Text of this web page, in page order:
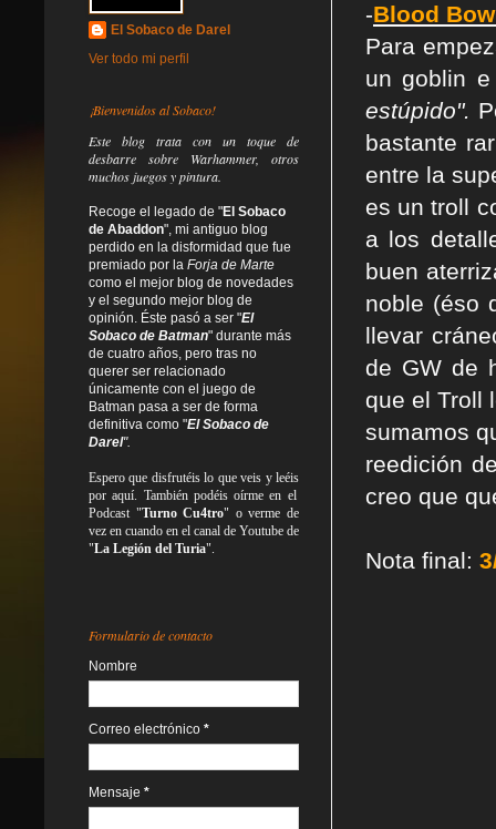
-Blood
Para
un goblin
estúpido".
bastante
entre la
es un troll
a los
buen
noble (éso
llevar
de GW de
que el Troll
sumamos
reedición
creo que
Nota final:
El Sobaco de Darel
Ver todo mi perfil
¡Bienvenidos al Sobaco!
Este blog trata con un toque de
desbarre sobre Warhammer, otros
muchos juegos y pintura.
Recoge el legado de "El Sobaco
de Abaddon", mi antiguo blog
perdido en la disformidad que fue
premiado por la Forja de Marte
como el mejor blog de novedades
y el segundo mejor blog de
opinión. Éste pasó a ser "El
Sobaco de Batman" durante más
de cuatro años, pero tras no
querer ser relacionado
únicamente con el juego de
Batman pasa a ser de forma
definitiva como "El Sobaco de
Darel".
Espero que disfrutéis lo queveis yleéis
por aquí. También podéis oírme en el
Podcast "Turno Cu4tro" o verme de
vez en cuando en el canal de Youtube de
"La Legión del Turia".
Formulario de contacto
Nombre
Correo electrónico *
Mensaje *